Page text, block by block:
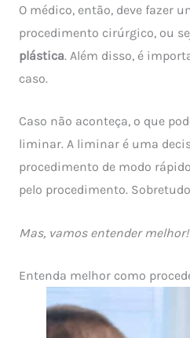
O médico, então, deve fazer
procedimento cirúrgico, ou
plástica. Além disso, é
caso.
Caso não aconteça, o que
liminar. A liminar é uma
procedimento de modo
pelo procedimento.
Mas, vamos entender melhor!
Entenda melhor como